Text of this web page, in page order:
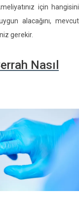
için hangisini
alacağını, mevcut
gerekir.
Nasıl